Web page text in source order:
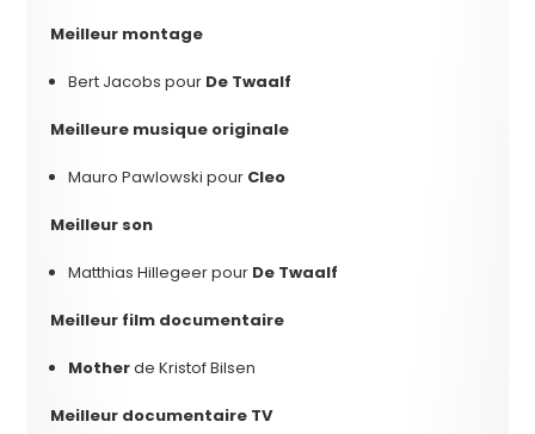
Meilleur montage
Bert Jacobs pour De Twaalf
Meilleure musique originale
Mauro Pawlowski pour Cleo
Meilleur son
Matthias Hillegeer pour De Twaalf
Meilleur film documentaire
Motherde Kristof Bilsen
Meilleur documentaire TV